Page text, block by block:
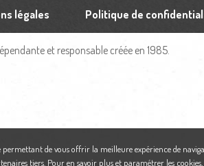
légales Politique de
et responsable créée en 1985.
de vous offrir la meilleure expérience de
tiers. Pour en savoir plus et paramétrer les cookies,